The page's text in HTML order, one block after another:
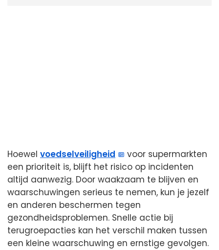
Hoewel voedselveiligheid
voor supermarkten
een prioriteit is, blijft het risico op incidenten
altijd aanwezig. Door waakzaam te blijven en
waarschuwingen serieus te nemen, kun je jezelf
en anderen beschermen tegen
gezondheidsproblemen. Snelle actie bij
terugroepacties kan het verschil maken tussen
een kleine waarschuwing en ernstige gevolgen.